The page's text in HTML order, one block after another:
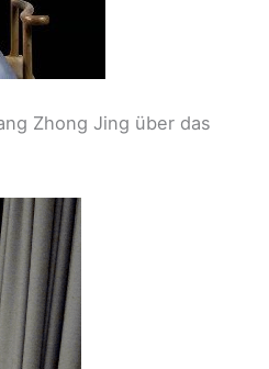
Zhong Jing über das